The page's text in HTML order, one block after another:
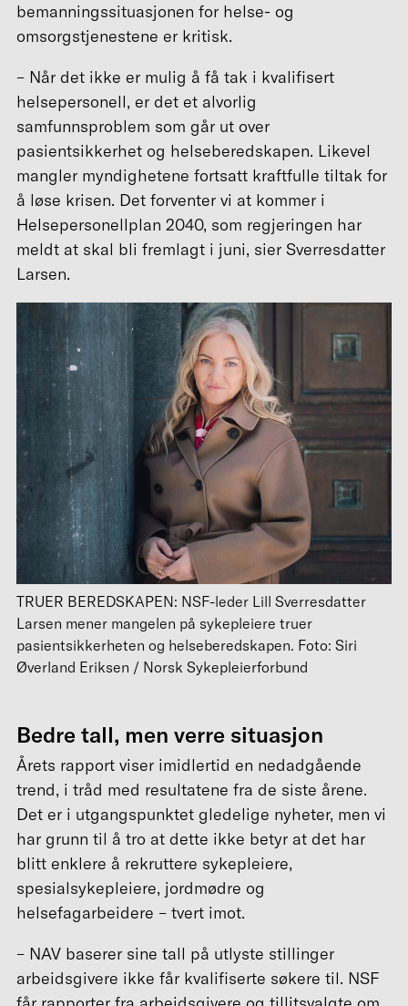
bemanningssituasjonen for helse- og
omsorgstjenestene er kritisk.
– Når det ikke er mulig å få tak i kvalifisert
helsepersonell, er det et alvorlig
samfunnsproblem som går ut over
pasientsikkerhet og helseberedskapen. Likevel
mangler myndighetene fortsatt kraftfulle tiltak for
å løse krisen. Det forventer vi at kommer i
Helsepersonellplan 2040, som regjeringen har
meldt at skal bli fremlagt i juni, sier Sverresdatter
Larsen.
TRUER BEREDSKAPEN: NSF-leder Lill Sverresdatter
Larsen mener mangelen på sykepleiere truer
pasientsikkerheten og helseberedskapen. Foto: Siri
Øverland Eriksen / Norsk Sykepleierforbund
Bedre tall, men verre situasjon
Årets rapport viser imidlertid en nedadgående
trend, i tråd med resultatene fra de siste årene.
Det er i utgangspunktet gledelige nyheter, men vi
har grunn til å tro at dette ikke betyr at det har
blitt enklere å rekruttere sykepleiere,
spesialsykepleiere, jordmødre og
helsefagarbeidere – tvert imot.
– NAV baserer sine tall på utlyste stillinger
arbeidsgivere ikke får kvalifiserte søkere til. NSF